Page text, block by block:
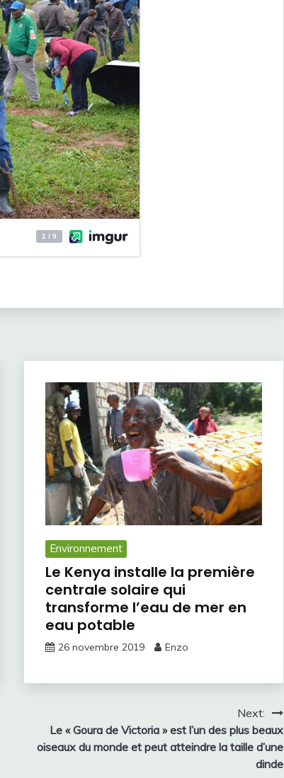
Environnement
Le Kenya installe la première
centrale solaire qui
transforme l’eau de mer en
eau potable
26 novembre 2019 Enzo
Next:
Le « Goura de Victoria » est l’un des plus beaux
oiseaux du monde et peut atteindre la taille d’une
dinde